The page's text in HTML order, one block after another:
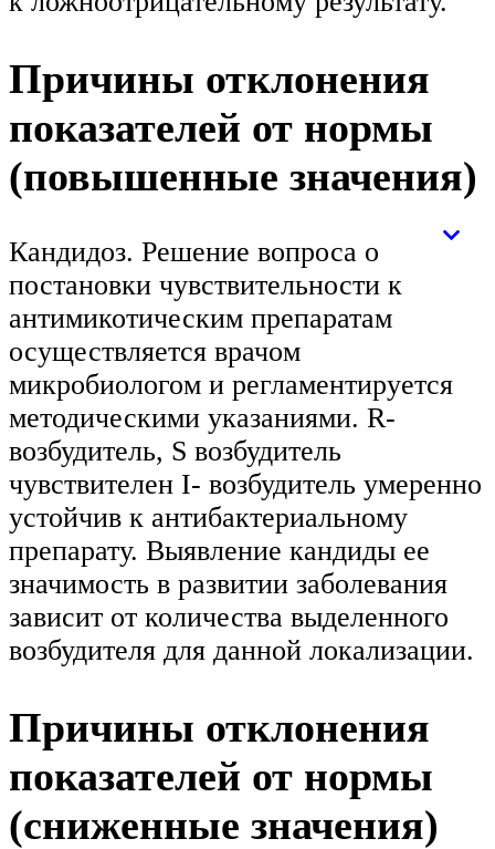
Причины отклонения
показателей от нормы
(повышенные значения)
Кандидоз. Решение вопроса о
постановки чувствительности к
антимикотическим препаратам
осуществляется врачом
микробиологом и регламентируется
методическими указаниями. R-
возбудитель, S возбудитель
чувствителен I- возбудитель умеренно
устойчив к антибактериальному
препарату. Выявление кандиды ее
значимость в развитии заболевания
зависит от количества выделенного
возбудителя для данной локализации.
Причины отклонения
показателей от нормы
(сниженные значения)